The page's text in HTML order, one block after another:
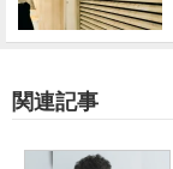
関連記事